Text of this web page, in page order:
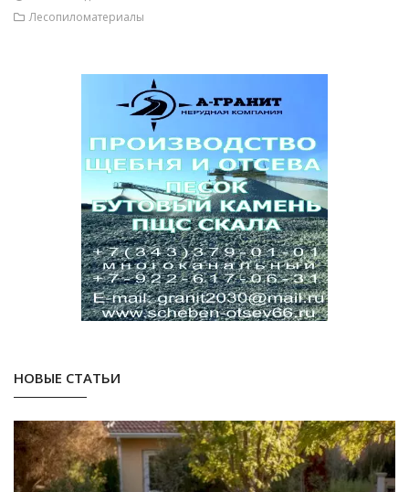
Лесопиломатериалы
НОВЫЕ СТАТЬИ